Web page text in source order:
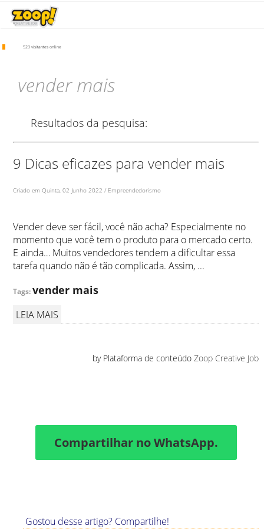
523 visitantes online
vender mais
Resultados da pesquisa:
9 Dicas eficazes para vender mais
Criado em Quinta, 02 Junho 2022 / Empreendedorismo
Vender deve ser fácil, você não acha? Especialmente no
momento que você tem o produto para o mercado certo.
E ainda… Muitos vendedores tendem a dificultar essa
tarefa quando não é tão complicada. Assim, ...
Tags:vender mais
LEIA MAIS
by Plataforma de conteúdoZoop Creative Job
Compartilhar no WhatsApp.
Gostou desse artigo? Compartilhe!